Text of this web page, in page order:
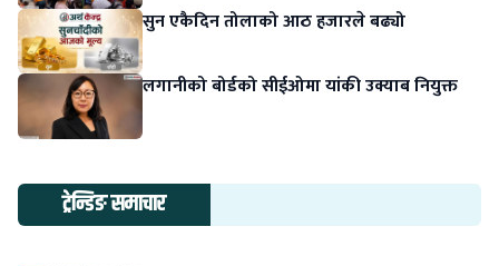
सुन एकैदिन तोलाको आठ हजारले बढ्यो
लगानीको बोर्डको सीईओमा यांकी उक्याब नियुक्त
ट्रेन्डिङ समाचार